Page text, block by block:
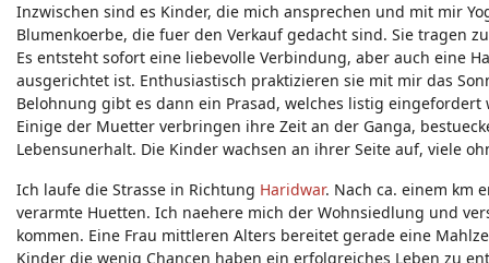
Inzwischen sind es Kinder, die mich ansprechen und mit mir
Blumenkoerbe, die fuer den Verkauf gedacht sind. Sie tragen
Es entsteht sofort eine liebevolle Verbindung, aber auch eine
ausgerichtet ist. Enthusiastisch praktizieren sie mit mir das
Belohnung gibt es dann ein Prasad, welches listig eingefordert
Einige der Muetter verbringen ihre Zeit an der Ganga,
Lebensunerhalt. Die Kinder wachsen an ihrer Seite auf, viele
Ich laufe die Strasse in Richtung Haridwar. Nach ca. einem km
verarmte Huetten. Ich naehere mich der Wohnsiedlung und
kommen. Eine Frau mittleren Alters bereitet gerade eine
Kinder die wenig Chancen haben ein erfolgreiches Leben zu